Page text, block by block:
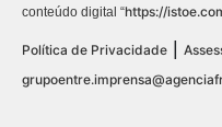
conteúdo digital “https://
Política de Privacidade